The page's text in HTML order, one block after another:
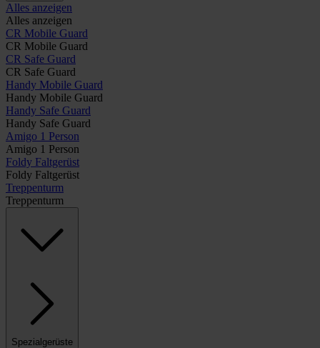
Alles anzeigen
Alles anzeigen
CR Mobile Guard
CR Mobile Guard
CR Safe Guard
CR Safe Guard
Handy Mobile Guard
Handy Mobile Guard
Handy Safe Guard
Handy Safe Guard
Amigo 1 Person
Amigo 1 Person
Foldy Faltgerüst
Foldy Faltgerüst
Treppenturm
Treppenturm
Spezialgerüste